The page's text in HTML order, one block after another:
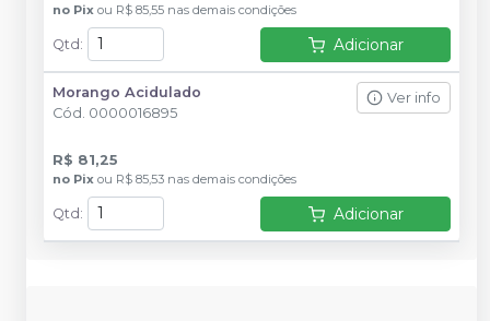
no Pix ou R$ 85,55 nas demais condições
Qtd : Adicionar
Morango Acidulado
Cód. 0000016895
Ver info
R$ 81,25
no Pix ou R$ 85,53 nas demais condições
Qtd : Adicionar